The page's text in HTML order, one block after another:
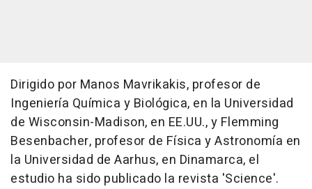
Dirigido por Manos Mavrikakis, profesor de
Ingeniería Química y Biológica, en la Universidad
de Wisconsin-Madison, en EE.UU., y Flemming
Besenbacher, profesor de Física y Astronomía en
la Universidad de Aarhus, en Dinamarca, el
estudio ha sido publicado la revista 'Science'.